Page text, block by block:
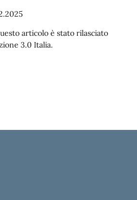
articolo è stato rilasciato
3.0 Italia.